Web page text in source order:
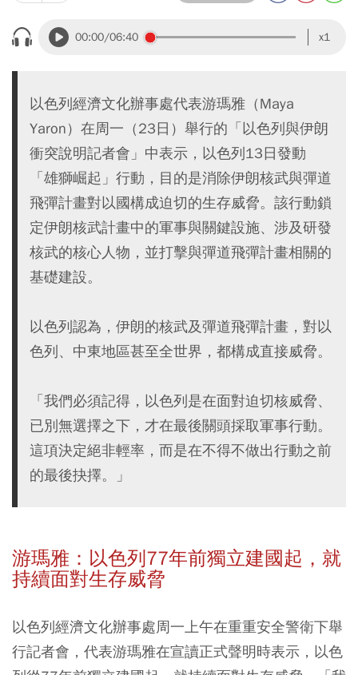
00:00/06:40 x1
以色列經濟文化辦事處代表游瑪雅（Maya
Yaron）在周一（23日）舉行的「以色列與伊朗
衝突說明記者會」中表示，以色列13日發動
「雄獅崛起」行動，目的是消除伊朗核武與彈道
飛彈計畫對以國構成迫切的生存威脅。該行動鎖
定伊朗核武計畫中的軍事與關鍵設施、涉及研發
核武的核心人物，並打擊與彈道飛彈計畫相關的
基礎建設。
以色列認為，伊朗的核武及彈道飛彈計畫，對以
色列、中東地區甚至全世界，都構成直接威脅。
「我們必須記得，以色列是在面對迫切核威脅、
已別無選擇之下，才在最後關頭採取軍事行動。
這項決定絕非輕率，而是在不得不做出行動之前
的最後抉擇。」
游瑪雅：以色列77年前獨立建國起，就
持續面對生存威脅
以色列經濟文化辦事處周一上午在重重安全警衛下舉
行記者會，代表游瑪雅在宣讀正式聲明時表示，以色